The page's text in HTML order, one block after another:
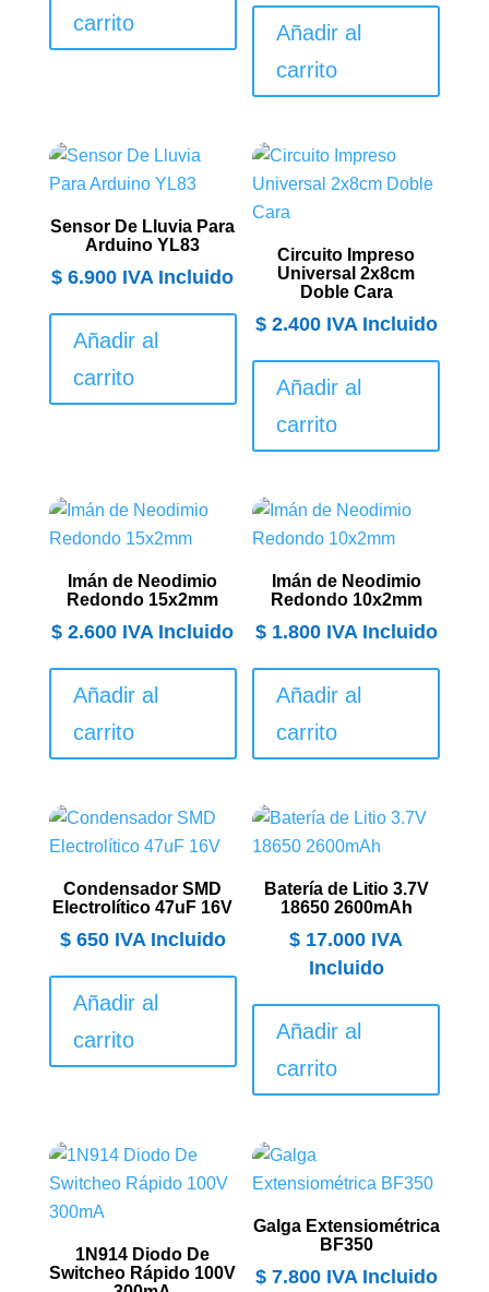
carrito
Añadir al
carrito
Sensor De Lluvia Para
Arduino YL83
$ 6.900 IVA Incluido
Añadir al
carrito
Circuito Impreso
Universal 2x8cm
Doble Cara
$2.400 IVA Incluido
Añadir al
carrito
Imán de Neodimio
Redondo 15x2mm
$ 2.600 IVA Incluido
Añadir al
carrito
Imán de Neodimio
Redondo 10x2mm
$1.800 IVA Incluido
Añadir al
carrito
Condensador SMD
Electrolítico 47uF 16V
$650 IVA Incluido
Añadir al
carrito
Batería de Litio 3.7V
18650 2600mAh
$ 17.000 IVA
Incluido
Añadir al
carrito
1N914 Diodo De
Switcheo Rápido 100V
Galga Extensiométrica
BF350
$7.800 IVA Incluido